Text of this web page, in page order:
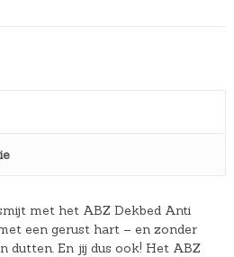
met het ABZ Dekbed Anti
een gerust hart – en zonder
dutten. En jij dus ook! Het ABZ